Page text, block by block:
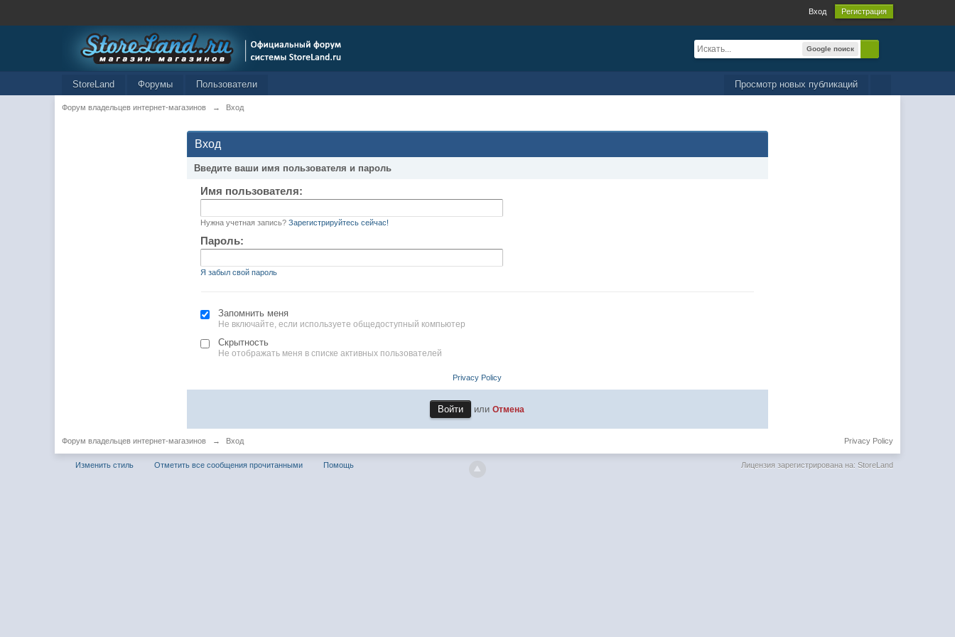
Вход Регистрация
Google поиск
Просмотр новых публикаций
StoreLand Форумы Пользователи
Форум владельцев интернет-магазинов → Вход
Вход
Введите ваши имя пользователя и пароль
Имя пользователя:
Нужна учетная запись? Зарегистрируйтесь сейчас!
Пароль:
Я забыл свой пароль
Запомнить меня
Не включайте, если используете общедоступный компьютер
Скрытность
Не отображать меня в списке активных пользователей
Privacy Policy
илиОтмена
Форум владельцев интернет-магазинов → Вход Privacy Policy
Изменить стиль Отметить все сообщения прочитанными Помощь Лицензия зарегистрирована на: StoreLand